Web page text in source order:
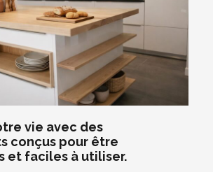
vie avec des
conçus pour être
et faciles à utiliser.